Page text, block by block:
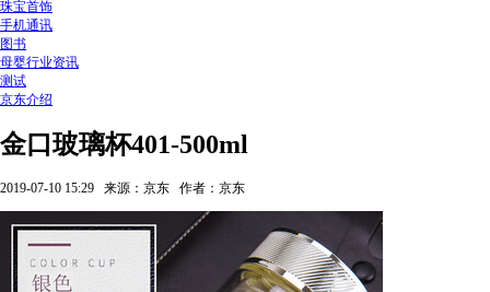
珠宝首饰
手机通讯
图书
母婴行业资讯
测试
京东介绍
金口玻璃杯401-500ml
2019-07-10 15:29 来源：京东 作者：京东